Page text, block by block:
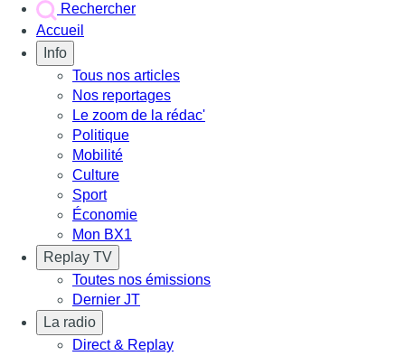
Rechercher
Accueil
Info
Tous nos articles
Nos reportages
Le zoom de la rédac'
Politique
Mobilité
Culture
Sport
Économie
Mon BX1
Replay TV
Toutes nos émissions
Dernier JT
La radio
Direct & Replay